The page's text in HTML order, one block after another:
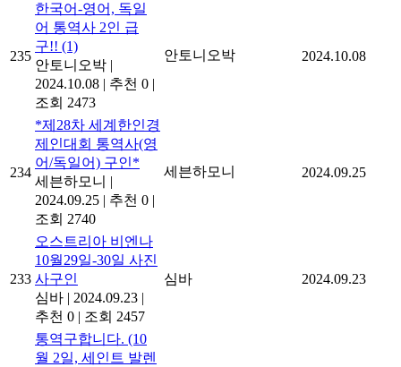
235
한국어-영어, 독일
어 통역사 2인 급
구!! (1)
안토니오박 |
2024.10.08 | 추천 0 |
조회 2473
안토니오박 2024.10.08
234
*제28차 세계한인경
제인대회 통역사(영
어/독일어) 구인*
세븐하모니 |
2024.09.25 | 추천 0 |
조회 2740
세븐하모니 2024.09.25
233
오스트리아 비엔나
10월29일-30일 사진
사구인
심바 | 2024.09.23 |
추천 0 | 조회 2457
심바 2024.09.23
통역구합니다. (10
월 2일, 세인트 발렌